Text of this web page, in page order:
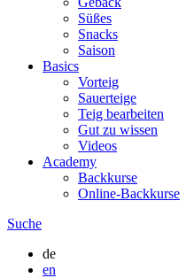
Süßes
Snacks
Saison
Basics
Vorteig
Sauerteige
Teig bearbeiten
Gut zu wissen
Videos
Academy
Backkurse
Online-Backkurse
Suche
de
en